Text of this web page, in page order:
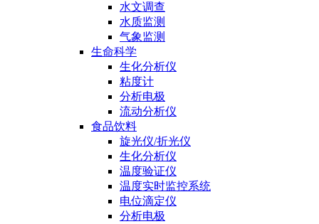
水文调查
水质监测
气象监测
生命科学
生化分析仪
粘度计
分析电极
流动分析仪
食品饮料
旋光仪/折光仪
生化分析仪
温度验证仪
温度实时监控系统
电位滴定仪
分析电极